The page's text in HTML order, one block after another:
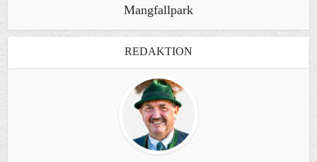
Mangfallpark
REDAKTION